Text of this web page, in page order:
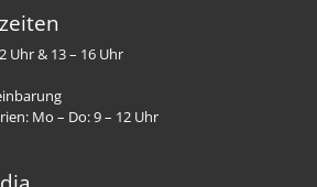
Uhr & 13 – 16 Uhr
Mo – Do: 9 – 12 Uhr